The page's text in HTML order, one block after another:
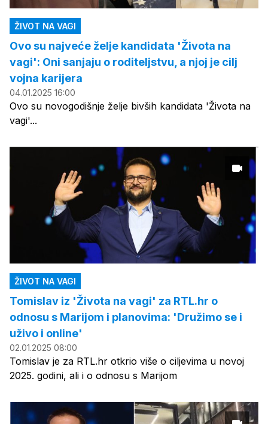
ŽIVOT NA VAGI
Ovo su najveće želje kandidata 'Života na
vagi': Oni sanjaju o roditeljstvu, a njoj je cilj
vojna karijera
04.01.2025 16:00
Ovo su novogodišnje želje bivših kandidata 'Života na
vagi'...
ŽIVOT NA VAGI
Tomislav iz 'Života na vagi' za RTL.hr o
odnosu s Marijom i planovima: 'Družimo se i
uživo i online'
02.01.2025 08:00
Tomislav je za RTL.hr otkrio više o ciljevima u novoj
2025. godini, ali i o odnosu s Marijom